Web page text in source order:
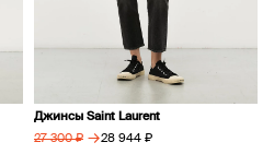
Джинсы Saint Laurent
27 300 ₽ → 28 944 ₽